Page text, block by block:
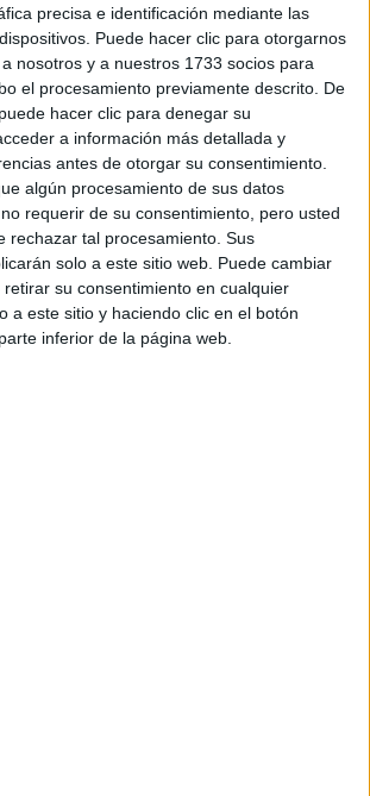
precisa e identificación mediante las
Puede hacer clic para otorgarnos
nosotros y a nuestros 1733 socios para
el procesamiento previamente descrito. De
hacer clic para denegar su
a información más detallada y
antes de otorgar su consentimiento.
algún procesamiento de sus datos
requerir de su consentimiento, pero usted
rechazar tal procesamiento. Sus
solo a este sitio web. Puede cambiar
su consentimiento en cualquier
a este sitio y haciendo clic en el botón
inferior de la página web.
(o terminaste) bachillerato o FP?
*
Condiciones de Uso
y Condicionesde uso*